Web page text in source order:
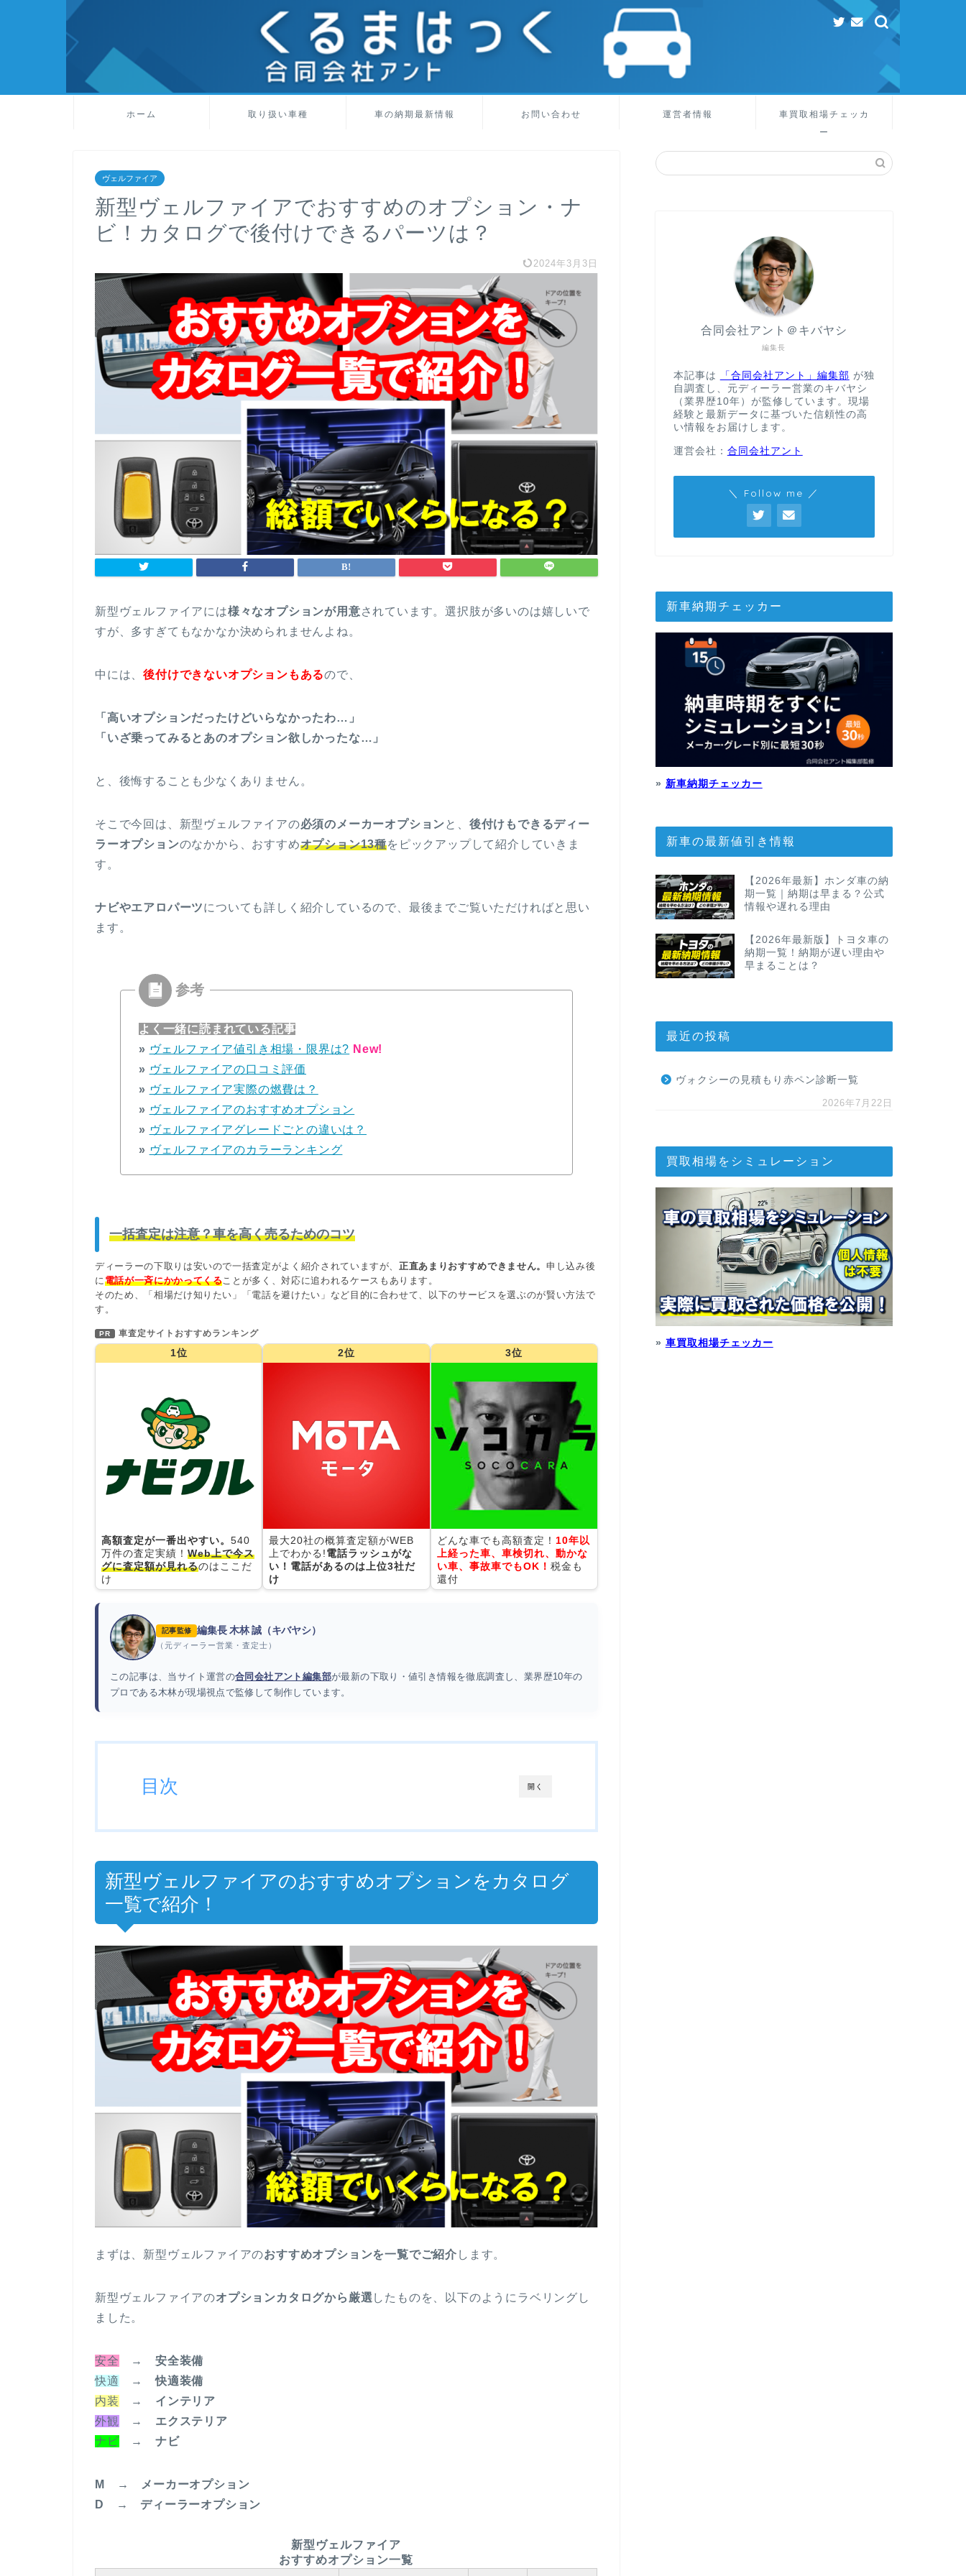
ホーム 取り扱い車種 車の納期最新情報 お問い合わせ 運営者情報
車買取相場チェッカ
ー
ヴェルファイア
新型ヴェルファイアでおすすめのオプション・ナ
ビ！カタログで後付けできるパーツは？
2024年3月3日
新型ヴェルファイアには様々なオプションが用意されています。選択肢が多いのは嬉しいで
すが、多すぎてもなかなか決められませんよね。
中には、後付けできないオプションもあるので、
「高いオプションだったけどいらなかったわ…」
「いざ乗ってみるとあのオプション欲しかったな…」
と、後悔することも少なくありません。
そこで今回は、新型ヴェルファイアの必須のメーカーオプション と、 後付けもできるディー
ラーオプションのなかから、おすすめオプション13種をピックアップして紹介していきま
す。
ナビやエアロパーツについても詳しく紹介しているので、最後までご覧いただければと思い
ます。
よく一緒に読まれている記事
» ヴェルファイア値引き相場・限界は? New!
» ヴェルファイアの口コミ評価
» ヴェルファイア実際の燃費は？
» ヴェルファイアのおすすめオプション
» ヴェルファイアグレードごとの違いは？
» ヴェルファイアのカラーランキング
一括査定は注意？車を高く売るためのコツ
ディーラーの下取りは安いので一括査定がよく紹介されていますが、正直あまりおすすめできません。 申し込み後
に 電話が一斉にかかってくる ことが多く、対応に追われるケースもあります。
そのため、「相場だけ知りたい」「電話を避けたい」など目的に合わせて、以下のサービスを選ぶのが賢い方法で
す。
PR 車査定サイトおすすめランキング
1位
高額査定が一番出やすい。 540
万件の査定実績！ Web上で今ス
グに査定額が見れるのはここだ
け
2位
最大20社の概算査定額がWEB
上でわかる!電話ラッシュがな
い！電話があるのは上位3社だ
け
3位
どんな車でも高額査定！ 10年以
上経った車、車検切れ、動かな
い車、事故車でもOK！ 税金も
還付
記事監修 編集長 木林 誠（キバヤシ）
（元ディーラー営業・査定士）
この記事は、当サイト運営の合同会社アント編集部が最新の下取り・値引き情報を徹底調査し、業界歴10年の
プロである木林が現場視点で監修して制作しています。
開く
目次
新型ヴェルファイアのおすすめオプションをカタログ
一覧で紹介！
まずは、新型ヴェルファイアのおすすめオプションを一覧でご紹介 します。
新型ヴェルファイアのオプションカタログから厳選 したものを、以下のようにラベリングし
ました。
安全 →安全装備
快適 →快適装備
内装 → インテリア
外観
→ エクステリア
ナビ → ナビ
M → メーカーオプション
D → ディーラーオプション
新型ヴェルファイア
おすすめオプション一覧
編集長
合同会社アント＠キバヤシ
本記事は 「合同会社アント」編集部 が独
自調査し、元ディーラー営業のキバヤシ
（業界歴10年）が監修しています。現場
経験と最新データに基づいた信頼性の高
い情報をお届けします。
運営会社： 合同会社アント
＼ Follow me ／
新車納期チェッカー
» 新車納期チェッカー
新車の最新値引き情報
【2026年最新】ホンダ車の納
期一覧｜納期は早まる？公式
情報や遅れる理由
【2026年最新版】トヨタ車の
納期一覧！納期が遅い理由や
早まることは？
最近の投稿
ヴォクシーの見積もり赤ペン診断一覧
2026年7月22日
買取相場をシミュレーション
» 車買取相場チェッカー